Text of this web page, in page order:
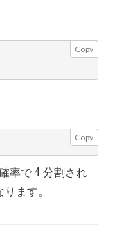
Copy
Copy
率で4
4 分割され
ります。